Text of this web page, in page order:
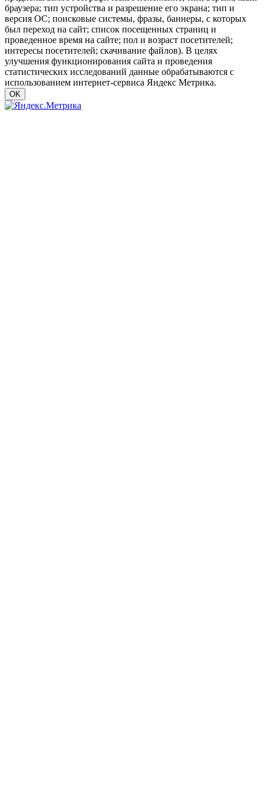
браузера; тип устройства и разрешение его экрана; тип и
версия ОС; поисковые системы, фразы, баннеры, с которых
был переход на сайт; список посещенных страниц и
проведенное время на сайте; пол и возраст посетителей;
интересы посетителей; скачивание файлов). В целях
улучшения функционирования сайта и проведения
статистических исследований данные обрабатываются с
использованием интернет-сервиса Яндекс Метрика.
OK